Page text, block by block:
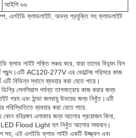
আইপি ৬৬
এলইডি ফ্লাডলাইট, অনন্য প্রযুক্তি সহ ফ্লাডলাইট
ফ্লাড লাইট শক্তি সঞ্চয় করে, যারা তাদের বিদ্যুৎ বিল
পছন্দ।এটি AC120-277V এর ভোল্টেজ পরিসরে কাজ
বিভিন্ন স্থানে ব্যবহার করা যেতে পারে।
সেলসিয়াস পর্যন্ত তাপমাত্রায় কাজ করার জন্য
গরম এবং ঠান্ডা জলবায়ু উভয়ের জন্য নিখুঁত।এটি
ব্যবহার করা যেতে পারে.
কোন বহিরঙ্গন এলাকার জন্য আলোর প্রয়োজন কিনা,
Flood Light হল নিখুঁত আলোর সমাধান।
এই এলইডি ফ্লাড লাইট একটি উজ্জ্বল এবং